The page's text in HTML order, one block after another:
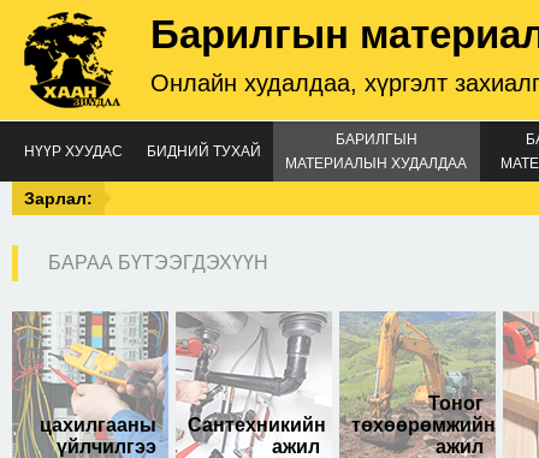
Барилгын
Онлайн худалдаа, хүргэлт
НҮҮР ХУУДАС БИДНИЙ ТУХАЙ
БАРИЛГЫН
МАТЕРИАЛЫН ХУДАЛДАА
Зарлал:
БАРАА БҮТЭЭГДЭХҮҮН
цахилгааны
үйлчилгээ
Сантехникийн
ажил
Тоног
төхөөрөмжийн
ажил
солонгос 380-н 2.5х4,
зэс кабель